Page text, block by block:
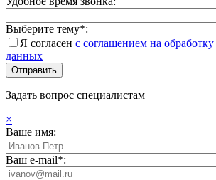
Выберите тему*:
Я согласен с соглашением на
данных
Задать вопрос специалистам
×
Ваше имя:
Ваш e-mail*: